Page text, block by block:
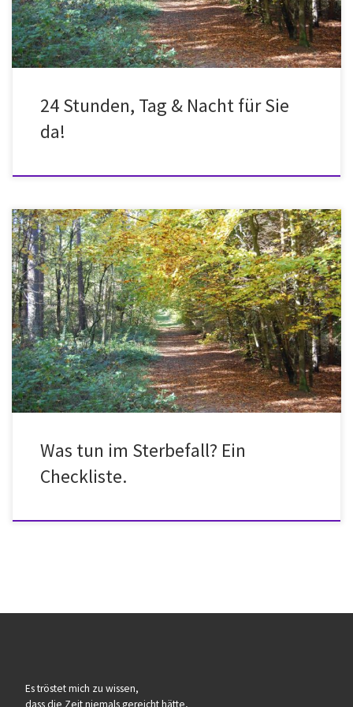
24 Stunden, Tag & Nacht für Sie
da!
Was wir im Sterbefall von Ihnen benötigen
Was tun im Sterbefall? Ein
Checkliste.
Es tröstet mich zu wissen,
dass die Zeit niemals gereicht hätte,